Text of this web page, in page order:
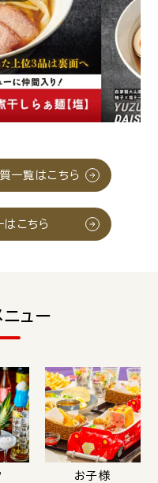
一覧はこちら
はこちら
ニュー
お子様